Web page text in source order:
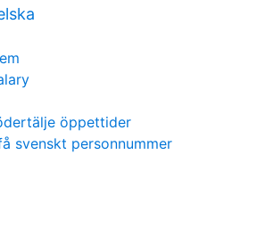
öppettider
svenskt personnummer